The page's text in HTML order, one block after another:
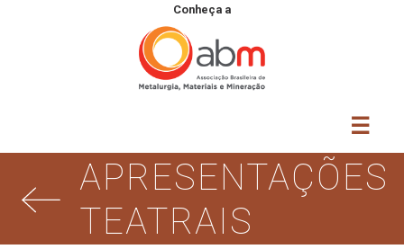
Conheça a
☰
APRESENTAÇÕES
TEATRAIS